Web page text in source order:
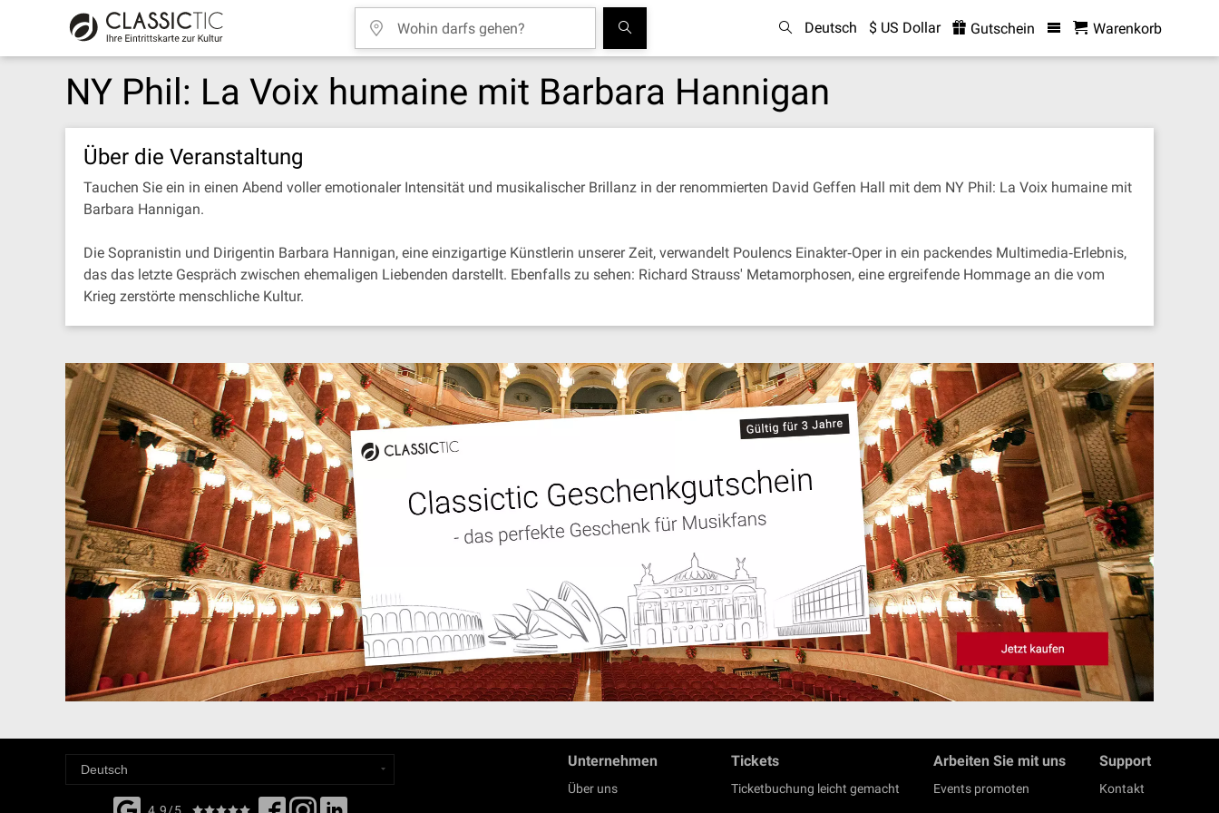
Deutsch $ US Dollar Gutschein Warenkorb
NY Phil: La Voix humaine mit Barbara Hannigan
Über die Veranstaltung
Tauchen Sie ein in einen Abend voller emotionaler Intensität und musikalischer Brillanz in der renommierten David Geffen Hall mit dem NY Phil: La Voix humaine mit
Barbara Hannigan.
Die Sopranistin und Dirigentin Barbara Hannigan, eine einzigartige Künstlerin unserer Zeit, verwandelt Poulencs Einakter‐Oper in ein packendes Multimedia‐Erlebnis,
das das letzte Gespräch zwischen ehemaligen Liebenden darstellt. Ebenfalls zu sehen: Richard Strauss' Metamorphosen, eine ergreifende Hommage an die vom
Krieg zerstörte menschliche Kultur.
4,9/5
Unternehmen
Über uns
Tickets
Ticketbuchung leicht gemacht
Arbeiten Sie mit uns
Events promoten
Support
Kontakt